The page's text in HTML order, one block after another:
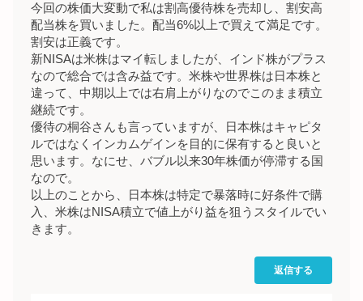
今回の株価大変動で私は割高優待株を売却し、割安高
配当株を買いました。配当6%以上で買えて満足です。
割安は正義です。
新NISAは米株はマイ転しましたが、インド株がプラス
なので総合では含み益です。米株や世界株は日本株と
違って、中期以上では右肩上がりなのでこのまま積立
継続です。
優待の桐谷さんも言っていますが、日本株はキャピタ
ルではなくインカムゲインを目的に保有すると良いと
思います。なにせ、バブル以来30年株価が停滞する国
なので。
以上のことから、日本株は特定で暴落時に好条件で購
入、米株はNISA積立で値上がり益を狙うスタイルでい
きます。
返信する